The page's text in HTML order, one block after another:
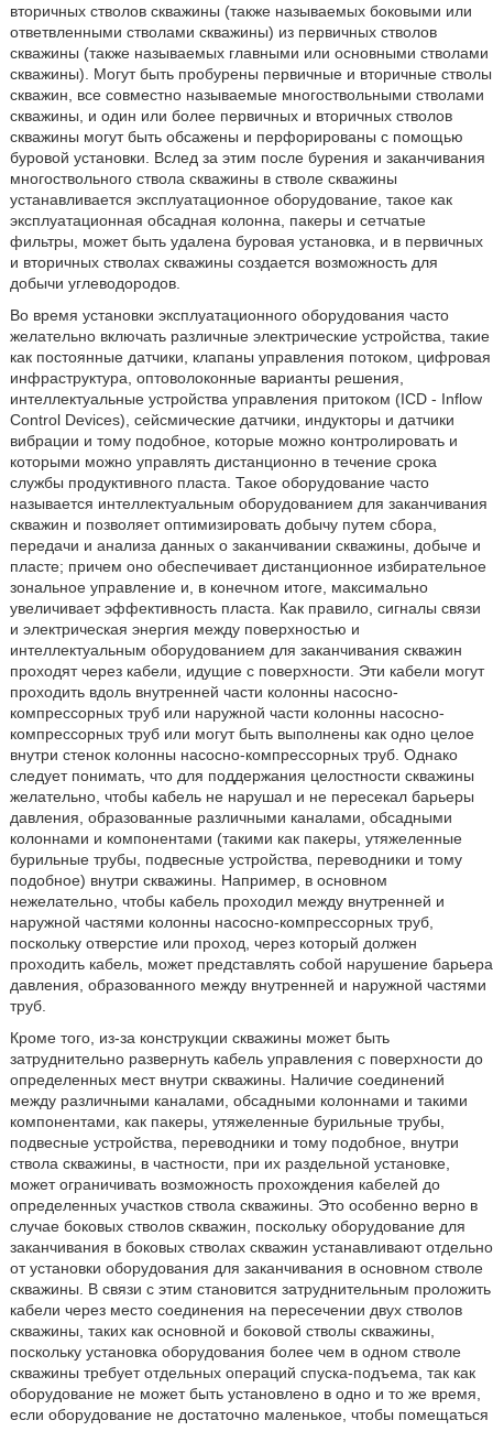
вторичных стволов скважины (также называемых боковыми или
ответвленными стволами скважины) из первичных стволов
скважины (также называемых главными или основными стволами
скважины). Могут быть пробурены первичные и вторичные стволы
скважин, все совместно называемые многоствольными стволами
скважины, и один или более первичных и вторичных стволов
скважины могут быть обсажены и перфорированы с помощью
буровой установки. Вслед за этим после бурения и заканчивания
многоствольного ствола скважины в стволе скважины
устанавливается эксплуатационное оборудование, такое как
эксплуатационная обсадная колонна, пакеры и сетчатые
фильтры, может быть удалена буровая установка, и в первичных
и вторичных стволах скважины создается возможность для
добычи углеводородов.
Во время установки эксплуатационного оборудования часто
желательно включать различные электрические устройства, такие
как постоянные датчики, клапаны управления потоком, цифровая
инфраструктура, оптоволоконные варианты решения,
интеллектуальные устройства управления притоком (ICD - Inflow
Control Devices), сейсмические датчики, индукторы и датчики
вибрации и тому подобное, которые можно контролировать и
которыми можно управлять дистанционно в течение срока
службы продуктивного пласта. Такое оборудование часто
называется интеллектуальным оборудованием для заканчивания
скважин и позволяет оптимизировать добычу путем сбора,
передачи и анализа данных о заканчивании скважины, добыче и
пласте; причем оно обеспечивает дистанционное избирательное
зональное управление и, в конечном итоге, максимально
увеличивает эффективность пласта. Как правило, сигналы связи
и электрическая энергия между поверхностью и
интеллектуальным оборудованием для заканчивания скважин
проходят через кабели, идущие с поверхности. Эти кабели могут
проходить вдоль внутренней части колонны насосно-
компрессорных труб или наружной части колонны насосно-
компрессорных труб или могут быть выполнены как одно целое
внутри стенок колонны насосно-компрессорных труб. Однако
следует понимать, что для поддержания целостности скважины
желательно, чтобы кабель не нарушал и не пересекал барьеры
давления, образованные различными каналами, обсадными
колоннами и компонентами (такими как пакеры, утяжеленные
бурильные трубы, подвесные устройства, переводники и тому
подобное) внутри скважины. Например, в основном
нежелательно, чтобы кабель проходил между внутренней и
наружной частями колонны насосно-компрессорных труб,
поскольку отверстие или проход, через который должен
проходить кабель, может представлять собой нарушение барьера
давления, образованного между внутренней и наружной частями
труб.
Кроме того, из-за конструкции скважины может быть
затруднительно развернуть кабель управления с поверхности до
определенных мест внутри скважины. Наличие соединений
между различными каналами, обсадными колоннами и такими
компонентами, как пакеры, утяжеленные бурильные трубы,
подвесные устройства, переводники и тому подобное, внутри
ствола скважины, в частности, при их раздельной установке,
может ограничивать возможность прохождения кабелей до
определенных участков ствола скважины. Это особенно верно в
случае боковых стволов скважин, поскольку оборудование для
заканчивания в боковых стволах скважин устанавливают отдельно
от установки оборудования для заканчивания в основном стволе
скважины. В связи с этим становится затруднительным проложить
кабели через место соединения на пересечении двух стволов
скважины, таких как основной и боковой стволы скважины,
поскольку установка оборудования более чем в одном стволе
скважины требует отдельных операций спуска-подъема, так как
оборудование не может быть установлено в одно и то же время,
если оборудование не достаточно маленькое, чтобы помещаться